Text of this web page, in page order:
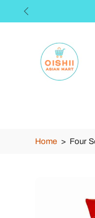
Skip
to
Baltics for orders
Home > Four